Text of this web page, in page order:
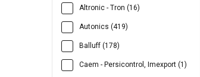
Altronic - Tron (16)
Autonics (419)
Balluff (178)
Caem - Persicontrol, Imexport (1)